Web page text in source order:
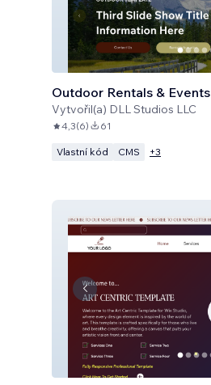
Outdoor Rentals & Events
Vytvořil(a) DLL Studios LLC
4,3(6) 61
Vlastní kód CMS +3